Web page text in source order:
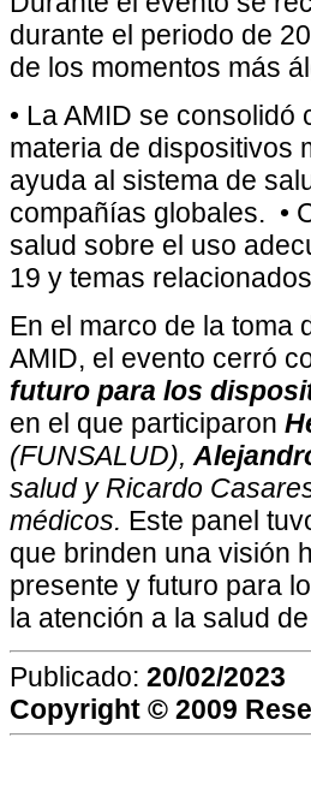
durante el periodo de
de los momentos más
• La AMID se
materia de dispositivos
ayuda al sistema de
compañías globales. •
salud sobre el uso
19 y temas
En el marco de la toma
AMID, el evento cerró
futuro para los
en el que participaron
(FUNSALUD),
salud y Ricardo
médicos. Este panel
que brinden una visión
presente y futuro para
la atención a la salud
Publicado: 20/02/2023
Copyright © 2009